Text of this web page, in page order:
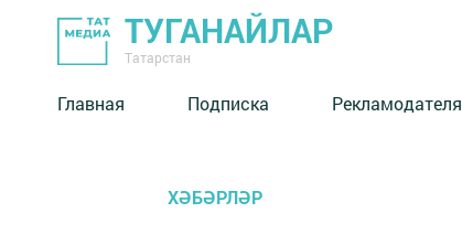
ТУГАНАЙЛАР
Татарстан
Главная Подписка
ХӘБӘРЛӘР